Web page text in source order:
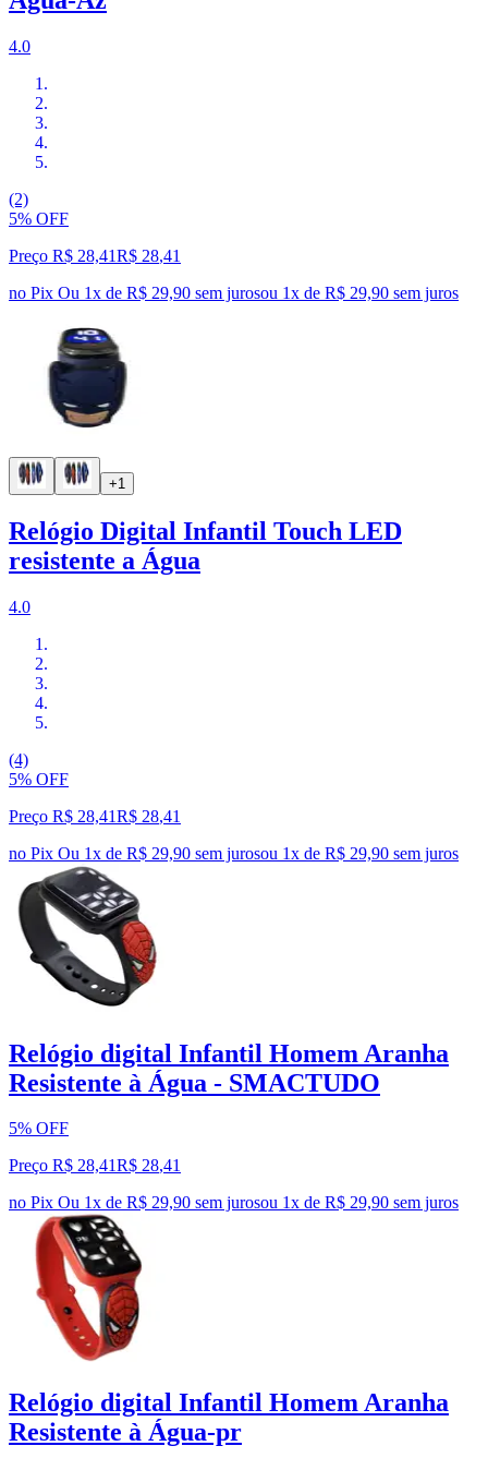
4.0
(2)
5% OFF
Preço R$ 28,41R$ 28,41
no Pix Ou 1x de R$ 29,90 sem jurosou 1x de R$ 29,90 sem juros
+1
Relógio Digital Infantil Touch LED
resistente a Água
4.0
(4)
5% OFF
Preço R$ 28,41R$ 28,41
no Pix Ou 1x de R$ 29,90 sem jurosou 1x de R$ 29,90 sem juros
Relógio digital Infantil Homem Aranha
Resistente à Água - SMACTUDO
5% OFF
Preço R$ 28,41R$ 28,41
no Pix Ou 1x de R$ 29,90 sem jurosou 1x de R$ 29,90 sem juros
Relógio digital Infantil Homem Aranha
Resistente à Água-pr